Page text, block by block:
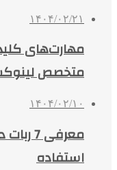
۱۴۰۴/۰۲/۲۱
مهارت‌های
متخصص
۱۴۰۴/۰۲/۱۰
معرفی
استفاده